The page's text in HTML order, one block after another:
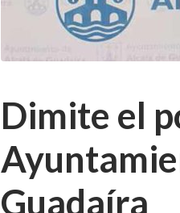
Dimite el
Guadaíra